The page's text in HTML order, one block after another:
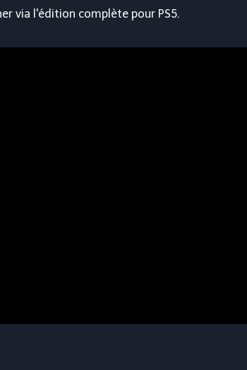
via l'édition complète pour PS5.